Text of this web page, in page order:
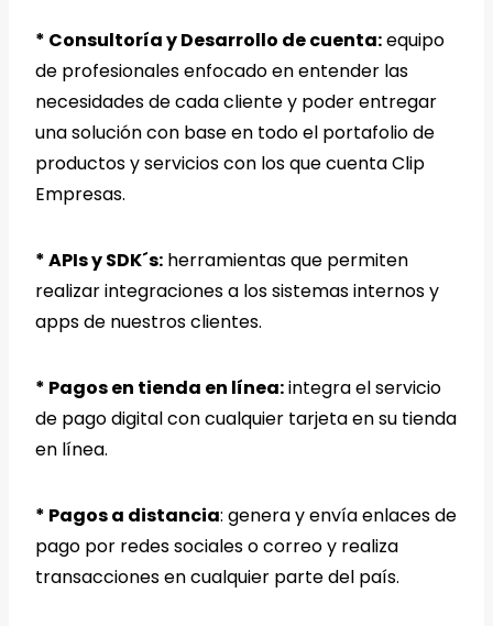
* Consultoría y Desarrollo de cuenta:equipo
de profesionales enfocado en entender las
necesidades de cada cliente y poder entregar
una solución con base en todo el portafolio de
productos y servicios con los que cuenta Clip
Empresas.
* APIs y SDK´s: herramientas que permiten
realizar integraciones a los sistemas internos y
apps de nuestros clientes.
* Pagos en tienda en línea:integra el servicio
de pago digital con cualquier tarjeta en su tienda
en línea.
* Pagos a distancia: genera y envía enlaces de
pago por redes sociales o correo y realiza
transacciones en cualquier parte del país.